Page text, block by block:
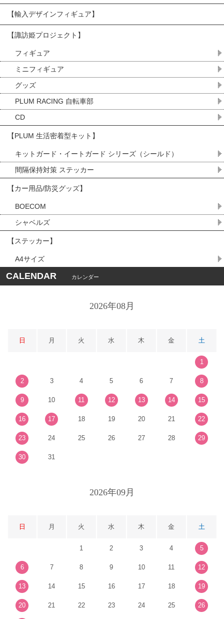
【輸入デザインフィギュア】
【諏訪姫プロジェクト】
フィギュア
ミニフィギュア
グッズ
PLUM RACING 自転車部
CD
【PLUM 生活密着型キット】
キットガード・イートガード シリーズ（シールド）
間隔保持対策 ステッカー
【カー用品/防災グッズ】
BOECOM
シャベルズ
【ステッカー】
A4サイズ
CALENDAR カレンダー
2026年08月
日 月 火 水 木 金 土
1
2 3 4 5 6 7 8
9 10 11 12 13 14 15
16 17 18 19 20 21 22
23 24 25 26 27 28 29
30 31
2026年09月
日 月 火 水 木 金 土
1 2 3 4 5
6 7 8 9 10 11 12
13 14 15 16 17 18 19
20 21 22 23 24 25 26